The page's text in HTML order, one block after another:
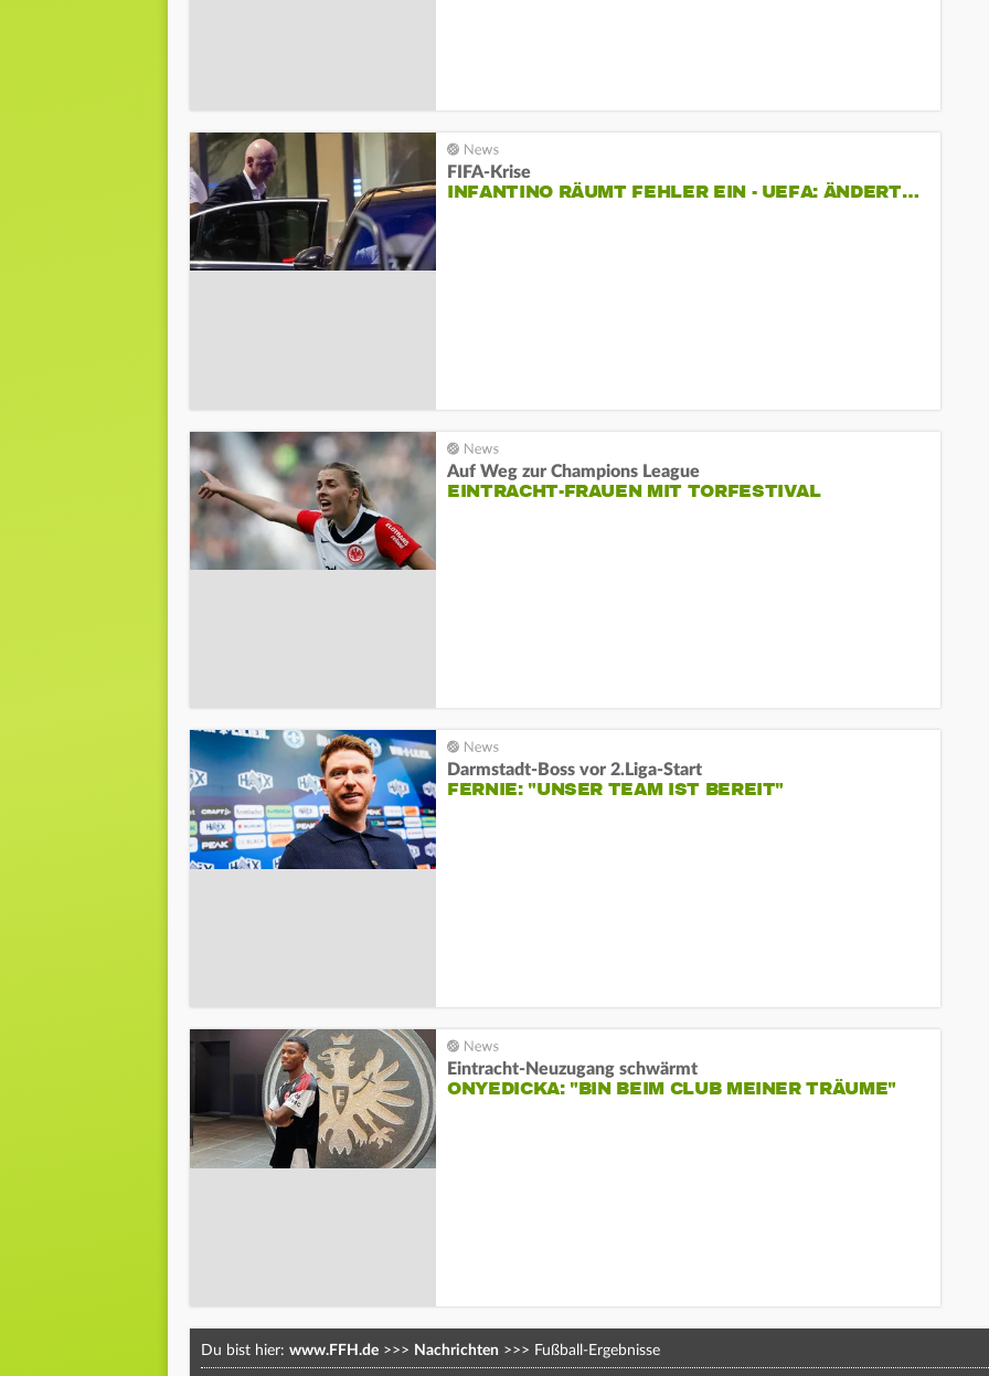
FIFA-Krise
INFANTINO RÄUMT FEHLER EIN - UEFA: ÄNDERT…
Auf Weg zur Champions League
EINTRACHT-FRAUEN MIT TORFESTIVAL
Darmstadt-Boss vor 2.Liga-Start
FERNIE: "UNSER TEAM IST BEREIT"
Eintracht-Neuzugang schwärmt
ONYEDICKA: "BIN BEIM CLUB MEINER TRÄUME"
Du bist hier: www.FFH.de >>> Nachrichten >>> Fußball-Ergebnisse